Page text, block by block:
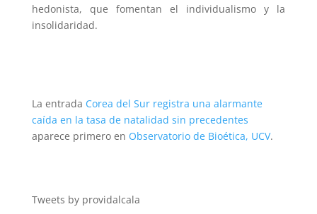
hedonista, que fomentan el individualismo y la
insolidaridad.
La entrada Corea del Sur registra una alarmante
caída en la tasa de natalidad sin precedentes
aparece primero en Observatorio de Bioética, UCV.
Tweets by providalcala